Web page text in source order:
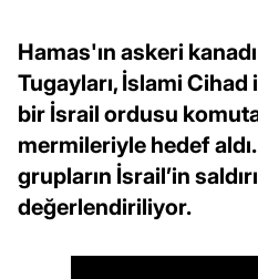
Hamas'ın askeri
Tugayları, İslami
bir İsrail ordusu
mermileriyle hedef
grupların İsrail’in
değerlendiriliyor.